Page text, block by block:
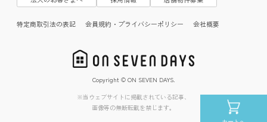
特定商取引法の表記 会員規約・プライバシーポリシー 会社概要
Copyright © ON SEVEN DAYS.
※当ウェブサイトに掲載されている記事、
画像等の無断転載を禁じます。